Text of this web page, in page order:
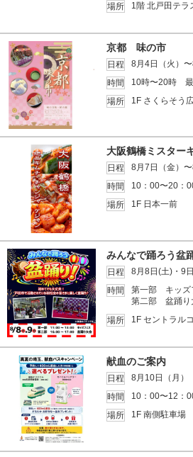
場所
1階 北戸田テラ
京都 味の市
日程
8月4日（火）〜
時間
10時〜20時
場所
1F さくらそう
大阪鶴橋ミスタ
日程
8月7日（金）〜
時間
10：00〜20：
場所
1F 日本一前
みんなで踊ろう盆
日程
8月8日(土)・9
時間
第一部 キッズ
第二部 盆踊
場所
1F セントラル
献血のご案内
日程
8月10日（月）
時間
10：00〜12
場所
1F 南側駐車場